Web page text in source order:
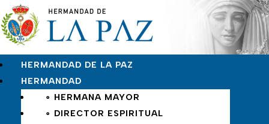
HERMANDAD DE LA PAZ
HERMANDAD
∘ HERMANA MAYOR
∘ DIRECTOR ESPIRITUAL